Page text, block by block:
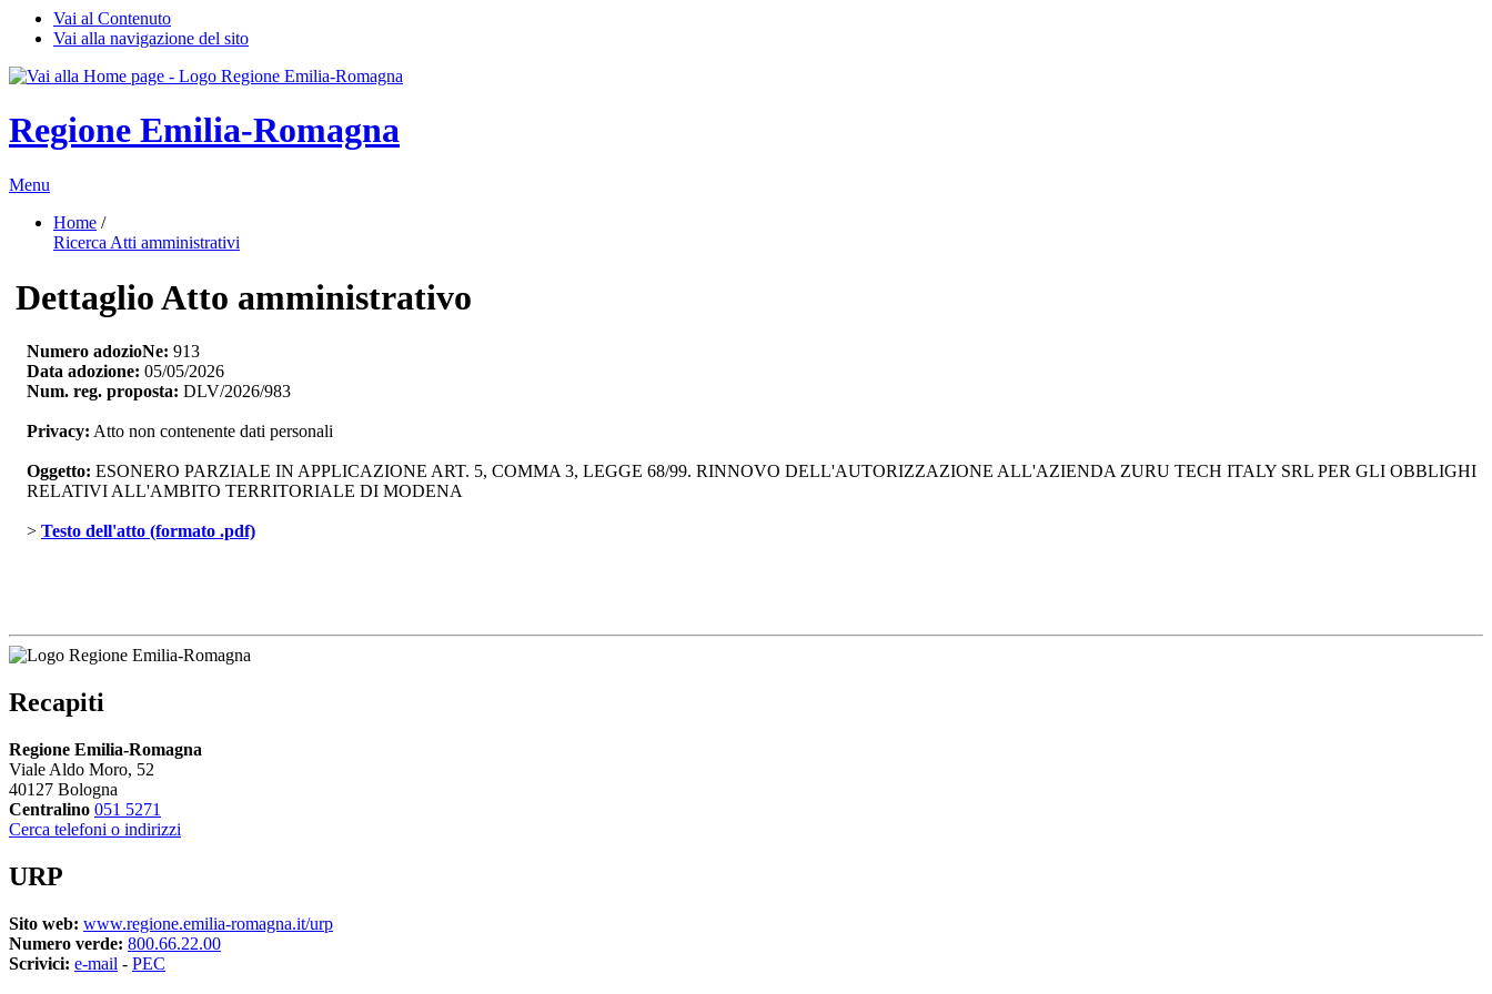
Vai al Contenuto
Vai alla navigazione del sito
Regione Emilia-Romagna
Menu
Home /
Ricerca Atti amministrativi
Dettaglio Atto amministrativo
Numero adozioNe: 913
Data adozione: 05/05/2026
Num. reg. proposta: DLV/2026/983
Privacy: Atto non contenente dati personali
Oggetto: ESONERO PARZIALE IN APPLICAZIONE ART. 5, COMMA 3, LEGGE 68/99. RINNOVO DELL'AUTORIZZAZIONE ALL'AZIENDA ZURU TECH ITALY SRL PER GLI OBBLIGHI
RELATIVI ALL'AMBITO TERRITORIALE DI MODENA
> Testo dell'atto (formato .pdf)
Recapiti
Regione Emilia-Romagna
Viale Aldo Moro, 52
40127 Bologna
Centralino 051 5271
Cerca telefoni o indirizzi
URP
Sito web: www.regione.emilia-romagna.it/urp
Numero verde: 800.66.22.00
Scrivici: e-mail - PEC